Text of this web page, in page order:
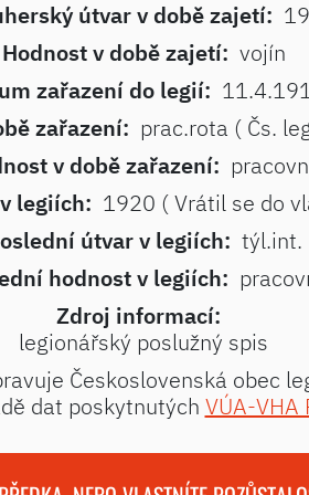
útvar v době zajetí:
Hodnost v době zajetí: vojín
zařazení do legií:
zařazení: prac.rota ( Čs.
v době zařazení:
legiích: 1920 ( Vrátil se do
útvar v legiích: týl.int.
hodnost v legiích:
Zdroj informací:
legionářský poslužný spis
Československá obec
dat poskytnutých VÚA-VHA